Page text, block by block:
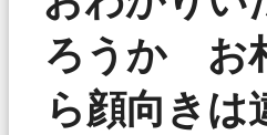
ろうか お
ら顔向きは